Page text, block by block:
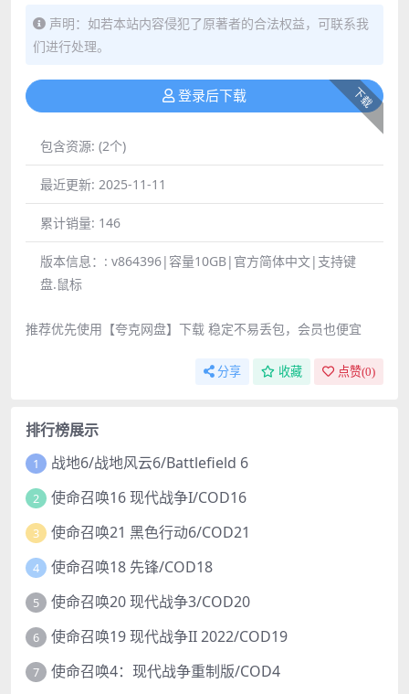
声明：如若本站内容侵犯了原著者的合法权益，可联系我
们进行处理。
下载
登录后下载
包含资源: (2个)
最近更新: 2025-11-11
累计销量: 146
版本信息：: v864396|容量10GB|官方简体中文|支持键
盘.鼠标
推荐优先使用【夸克网盘】下载 稳定不易丢包，会员也便宜
分享 收藏 点赞(0)
排行榜展示
1 战地6/战地风云6/Battlefield 6
2 使命召唤16 现代战争I/COD16
3 使命召唤21 黑色行动6/COD21
4 使命召唤18 先锋/COD18
5 使命召唤20 现代战争3/COD20
6 使命召唤19 现代战争II 2022/COD19
7 使命召唤4：现代战争重制版/COD4